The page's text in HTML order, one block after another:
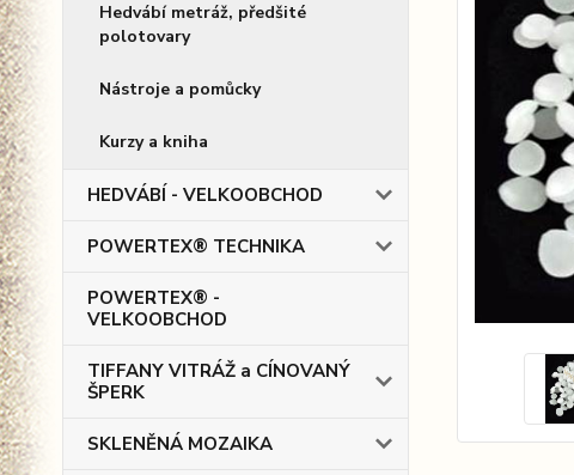
Hedvábí metráž, předšité
polotovary
Nástroje a pomůcky
Kurzy a kniha
HEDVÁBÍ - VELKOOBCHOD
POWERTEX® TECHNIKA
POWERTEX® -
VELKOOBCHOD
TIFFANY VITRÁŽ a CÍNOVANÝ
ŠPERK
SKLENĚNÁ MOZAIKA